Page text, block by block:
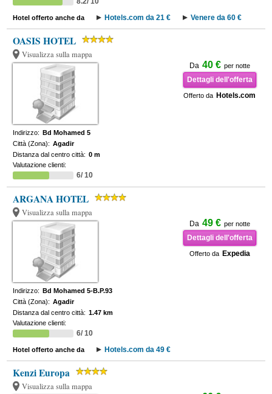
Hotel offerto anche da Hotels.com da 21 € Venere da 60 €
OASIS HOTEL
Visualizza sulla mappa
Da 40 € per notte
Dettagli dell'offerta
Offerto da Hotels.com
Indirizzo: Bd Mohamed 5
Città (Zona): Agadir
Distanza dal centro città: 0 m
Valutazione clienti:
6/ 10
ARGANA HOTEL
Visualizza sulla mappa
Da 49 € per notte
Dettagli dell'offerta
Offerto da Expedia
Indirizzo: Bd Mohamed 5-B.P.93
Città (Zona): Agadir
Distanza dal centro città: 1.47 km
Valutazione clienti:
6/ 10
Hotel offerto anche da Hotels.com da 49 €
Kenzi Europa
Visualizza sulla mappa